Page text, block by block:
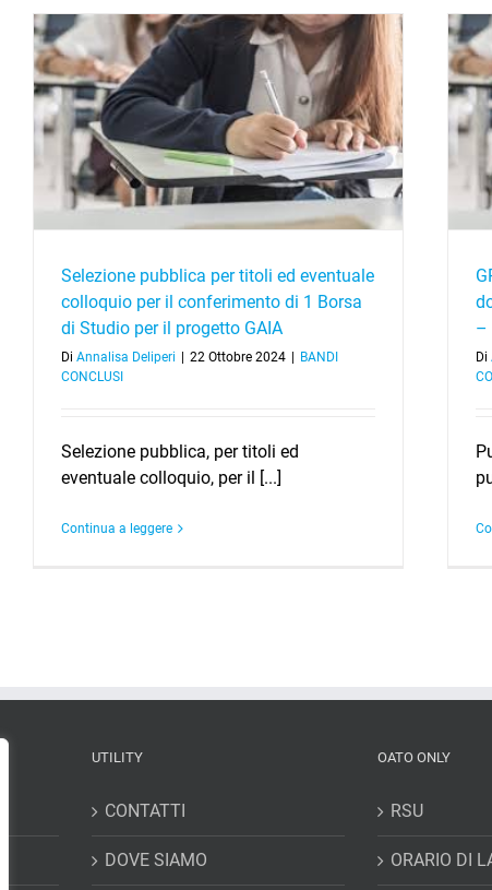
Selezione pubblica per titoli ed eventuale
colloquio per il conferimento di 1 Borsa
di Studio per il progetto GAIA
Di Annalisa Deliperi | 22 Ottobre 2024 | BANDI
CONCLUSI
Selezione pubblica, per titoli ed
eventuale colloquio, per il [...]
Continua a leggere
GRADUATORIA_Concorso pubblico per dodici
Funzionari di Amministrazione T.I. – Quinto Livello
Professionale
–
Di
UTILITY
CONTATTI
DOVE SIAMO
OATO ONLY
RSU
ORARIO DI